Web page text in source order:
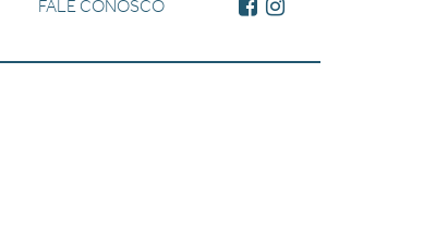
FALE CONOSCO